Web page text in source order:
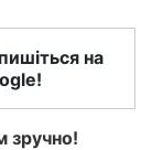
на
зручно!